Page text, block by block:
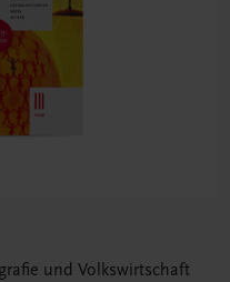
und Volkswirtschaft